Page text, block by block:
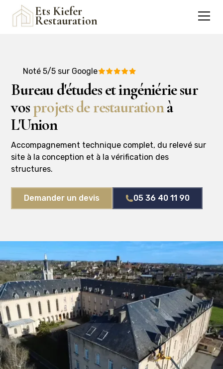
Ets Kiefer
Restauration
Noté 5/5 sur Google
Bureau d'études et ingéniérie sur
vosprojets de restaurationà
L'Union
Accompagnement technique complet, du relevé sur
site à la conception et à la vérification des
structures.
Demander un devis 05 36 40 11 90